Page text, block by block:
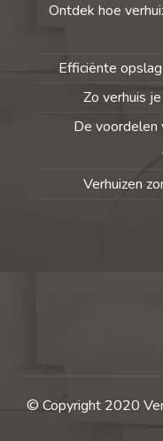
Ontdek hoe
Efficiënte
Zo verhuis
De voordelen
Verhuizen
© Copyright 2020